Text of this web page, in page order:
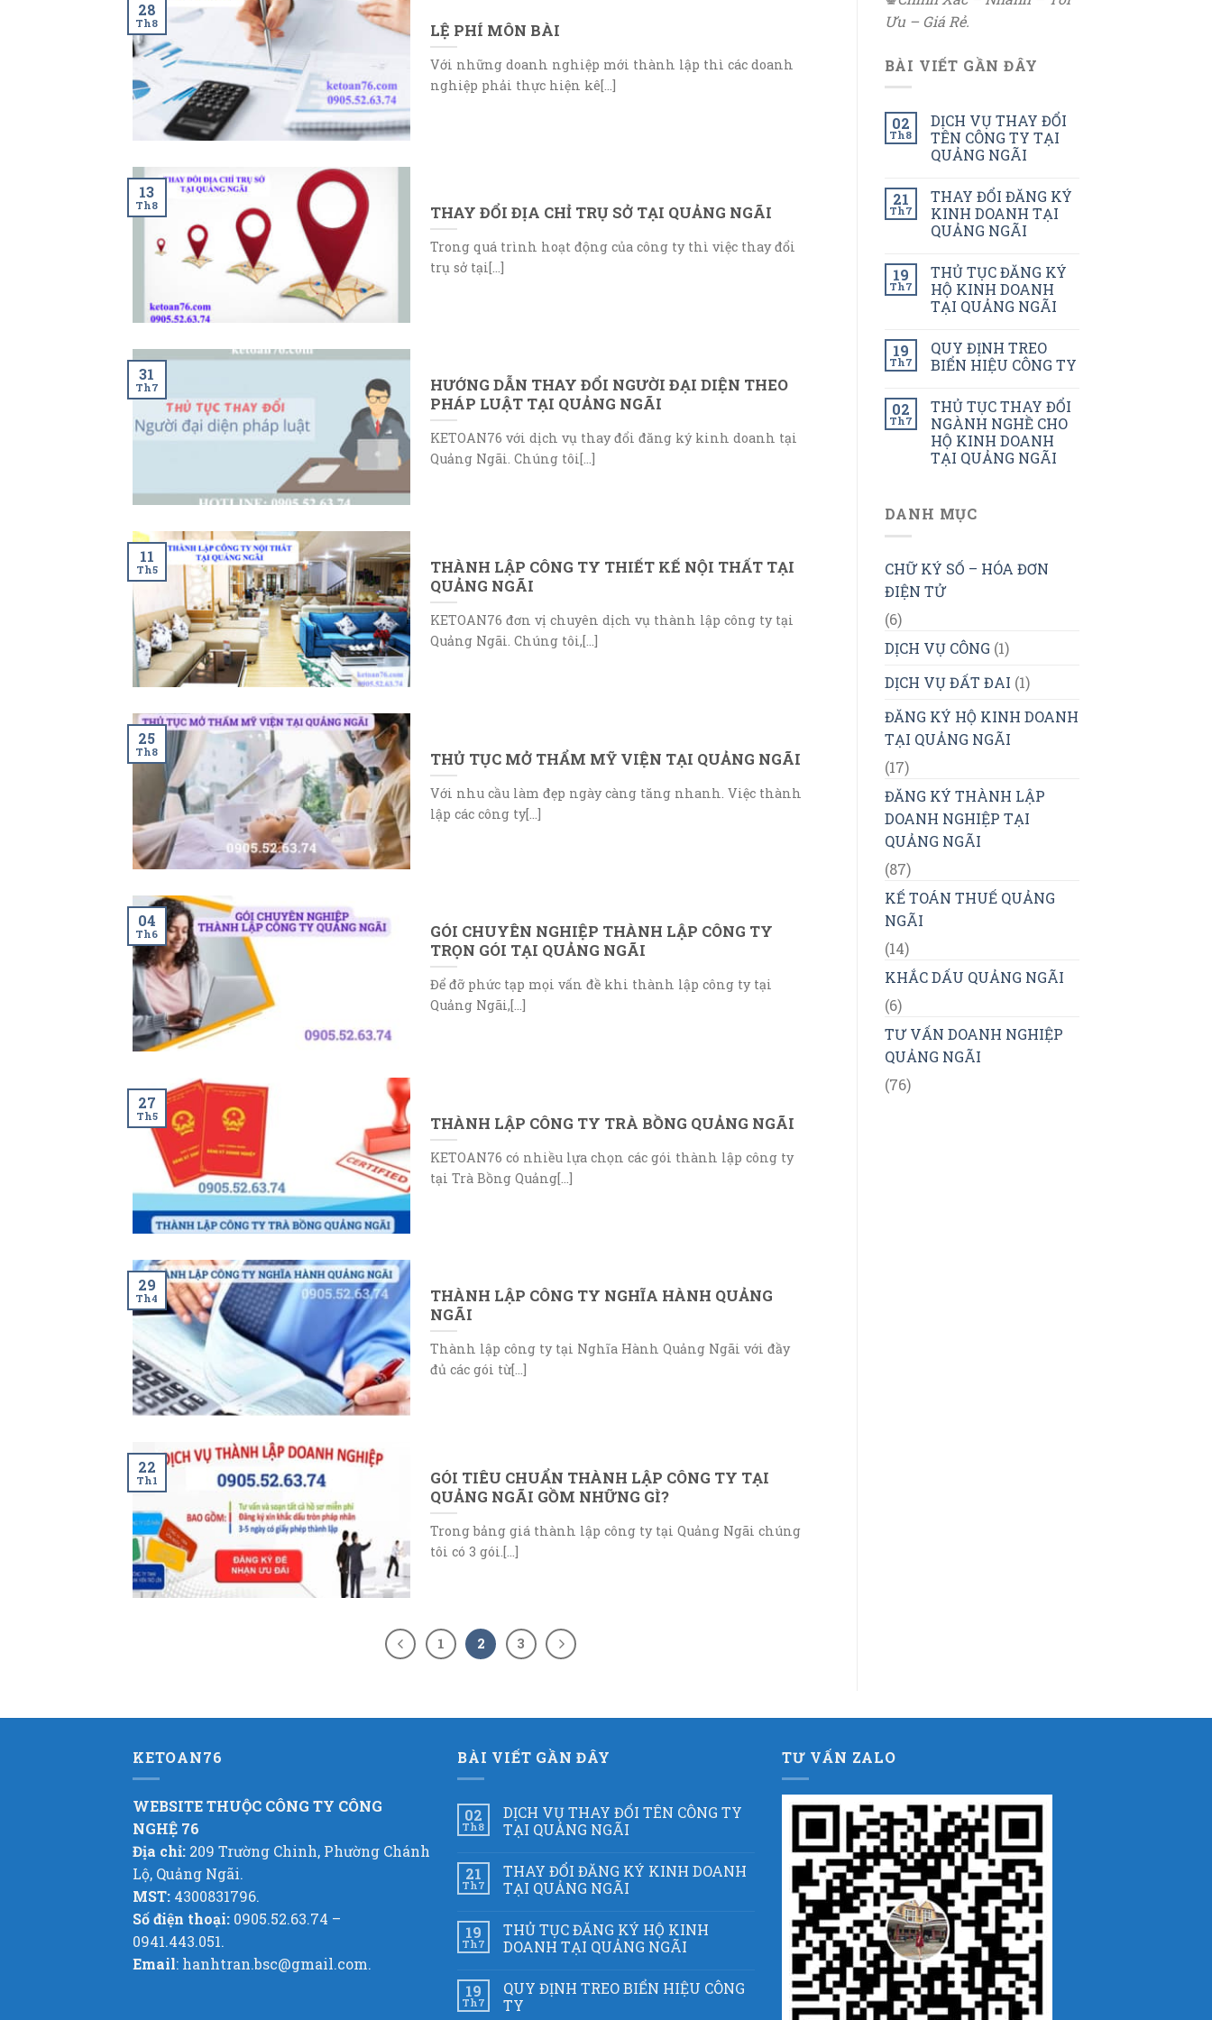
LỆ PHÍ MÔN BÀI
Với những doanh nghiệp mới thành lập thì các doanh
nghiệp phải thực hiện kê[...]
28
Th8
THAY ĐỔI ĐỊA CHỈ TRỤ SỞ TẠI QUẢNG NGÃI
Trong quá trình hoạt động của công ty thì việc thay đổi
trụ sở tại[...]
13
Th8
HƯỚNG DẪN THAY ĐỔI NGƯỜI ĐẠI DIỆN THEO
PHÁP LUẬT TẠI QUẢNG NGÃI
KETOAN76 với dịch vụ thay đổi đăng ký kinh doanh tại
Quảng Ngãi. Chúng tôi[...]
31
Th7
THÀNH LẬP CÔNG TY THIẾT KẾ NỘI THẤT TẠI
QUẢNG NGÃI
KETOAN76 đơn vị chuyên dịch vụ thành lập công ty tại
Quảng Ngãi. Chúng tôi,[...]
11
Th5
THỦ TỤC MỞ THẨM MỸ VIỆN TẠI QUẢNG NGÃI
Với nhu cầu làm đẹp ngày càng tăng nhanh. Việc thành
lập các công ty[...]
25
Th8
GÓI CHUYÊN NGHIỆP THÀNH LẬP CÔNG TY
TRỌN GÓI TẠI QUẢNG NGÃI
Để đỡ phức tạp mọi vấn đề khi thành lập công ty tại
Quảng Ngãi,[...]
04
Th6
THÀNH LẬP CÔNG TY TRÀ BỒNG QUẢNG NGÃI
KETOAN76 có nhiều lựa chọn các gói thành lập công ty
tại Trà Bồng Quảng[...]
27
Th5
THÀNH LẬP CÔNG TY NGHĨA HÀNH QUẢNG
NGÃI
Thành lập công ty tại Nghĩa Hành Quảng Ngãi với đầy
đủ các gói từ[...]
29
Th4
GÓI TIÊU CHUẨN THÀNH LẬP CÔNG TY TẠI
QUẢNG NGÃI GỒM NHỮNG GÌ?
Trong bảng giá thành lập công ty tại Quảng Ngãi chúng
tôi có 3 gói.[...]
22
Th1
1 2 3
Ưu – Giá Rẻ.
BÀI VIẾT GẦN ĐÂY
02
Th8
DỊCH VỤ THAY ĐỔI
TÊN CÔNG TY TẠI
QUẢNG NGÃI
21
Th7
THAY ĐỔI ĐĂNG KÝ
KINH DOANH TẠI
QUẢNG NGÃI
19
Th7
THỦ TỤC ĐĂNG KÝ
HỘ KINH DOANH
TẠI QUẢNG NGÃI
19
Th7
QUY ĐỊNH TREO
BIỂN HIỆU CÔNG TY
02
Th7
THỦ TỤC THAY ĐỔI
NGÀNH NGHỀ CHO
HỘ KINH DOANH
TẠI QUẢNG NGÃI
DANH MỤC
CHỮ KÝ SỐ – HÓA ĐƠN
ĐIỆN TỬ
(6)
DỊCH VỤ CÔNG (1)
DỊCH VỤ ĐẤT ĐAI (1)
ĐĂNG KÝ HỘ KINH DOANH
TẠI QUẢNG NGÃI
(17)
ĐĂNG KÝ THÀNH LẬP
DOANH NGHIỆP TẠI
QUẢNG NGÃI
(87)
KẾ TOÁN THUẾ QUẢNG
NGÃI
(14)
KHẮC DẤU QUẢNG NGÃI
(6)
TƯ VẤN DOANH NGHIỆP
QUẢNG NGÃI
(76)
KETOAN76
WEBSITE THUỘC CÔNG TY CÔNG
NGHỆ 76
Địa chỉ: 209 Trường Chinh, Phường Chánh
Lộ, Quảng Ngãi.
MST: 4300831796.
Số điện thoại: 0905.52.63.74 –
0941.443.051.
Email: hanhtran.bsc@gmail.com.
BÀI VIẾT GẦN ĐÂY
02
Th8
DỊCH VỤ THAY ĐỔI TÊN CÔNG TY
TẠI QUẢNG NGÃI
21
Th7
THAY ĐỔI ĐĂNG KÝ KINH DOANH
TẠI QUẢNG NGÃI
19
Th7
THỦ TỤC ĐĂNG KÝ HỘ KINH
DOANH TẠI QUẢNG NGÃI
19
Th7
QUY ĐỊNH TREO BIỂN HIỆU CÔNG
TY
TƯ VẤN ZALO